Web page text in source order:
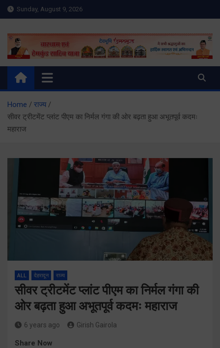
Skip
to
Sunday, August 9, 2026
Meru Raibar | Uttarakhand
News | Uttarkashi News
meruraibar.com
Home
राज्य
सीवर ट्रीटमेंट प्लांट पीएम का निर्मल गंगा की ओर बढ़ता हुआ अभूतपूर्व कदमः
महाराज
ALL देहरादून राज्य
सीवर ट्रीटमेंट प्लांट पीएम का निर्मल गंगा की
ओर बढ़ता हुआ अभूतपूर्व कदमः महाराज
6 years ago Girish Gairola
Share Now